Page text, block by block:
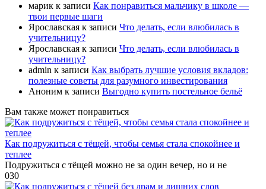
марик к записи Как понравиться мальчику в школе —
твои первые шаги
Ярославская к записи Что делать, если влюбилась в
учительницу?
Ярославская к записи Что делать, если влюбилась в
учительницу?
admin к записи Как выбрать лучшие условия вкладов:
полезные советы для разумного инвестирования
Аноним к записи Выгодно купить постельное бельё
Вам также может понравиться
Как подружиться с тёщей, чтобы семья стала спокойнее и
теплее
Подружиться с тёщей можно не за один вечер, но и не
030